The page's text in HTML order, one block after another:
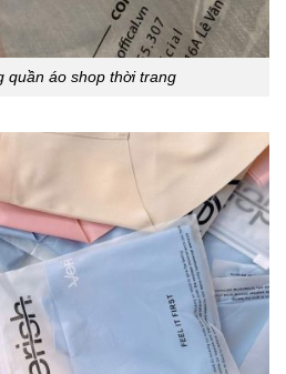
quần áo shop thời trang